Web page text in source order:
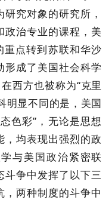
究对象的研究所，
政治专业的课程，美
重点转到苏联和华沙
形成了美国社会科学
西方也被称为“克里
明显不同的是，美国
色彩”，无论是思想
，均表现出强烈的政
与美国政治紧密联
斗争中发挥了以下三
两种制度的斗争中